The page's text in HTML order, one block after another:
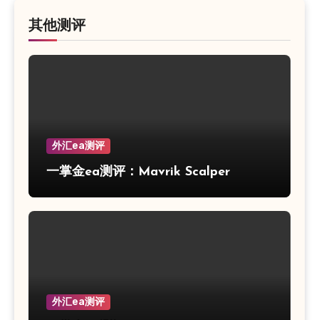
其他测评
外汇ea测评
一掌金ea测评：Mavrik Scalper
外汇ea测评